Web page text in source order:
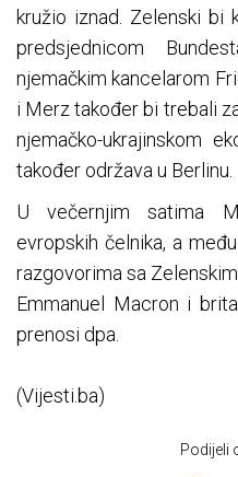
kružio iznad. Zelenski bi
predsjednicom
njemačkim kancelarom
i Merz također bi trebali
njemačko-ukrajinskom
također održava u Berlinu.
U večernjim satima
evropskih čelnika, a
razgovorima sa
Emmanuel Macron i
prenosi dpa.
(Vijesti.ba)
Podijeli